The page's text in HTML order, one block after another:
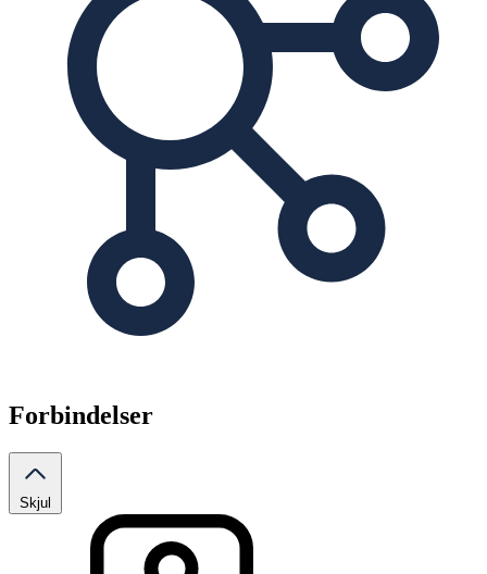
Forbindelser
Skjul